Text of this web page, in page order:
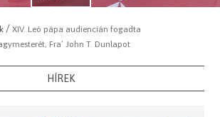
/XIV. Leó pápa audiencián fogadta
Fra’ John T. Dunlapot
HÍREK